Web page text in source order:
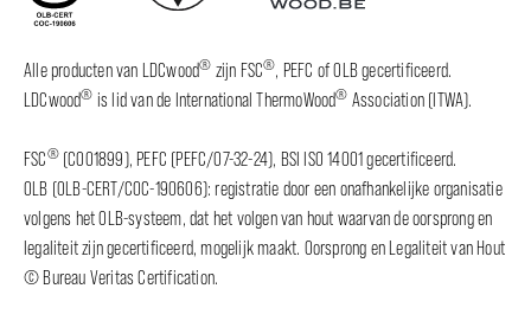
Alle producten van LDCwood® zijn FSC®, PEFC of OLB gecertificeerd.
LDCwood® is lid van de International ThermoWood® Association (ITWA).
FSC®(C001899), PEFC (PEFC/07-32-24), BSI ISO 14001 gecertificeerd.
OLB (OLB-CERT/COC-190606): registratie door een onafhankelijke organisatie
volgens het OLB-systeem, dat het volgen van hout waarvan de oorsprong en
legaliteit zijn gecertificeerd, mogelijk maakt. Oorsprong en Legaliteit van Hout
© Bureau Veritas Certification.